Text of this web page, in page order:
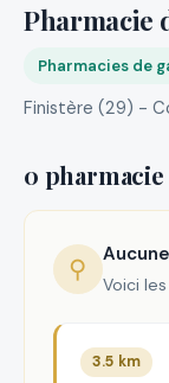
Pharmacie
Pharmacies de
Finistère (29) -
0 pharmacie
⚲ Voici
3.5 km